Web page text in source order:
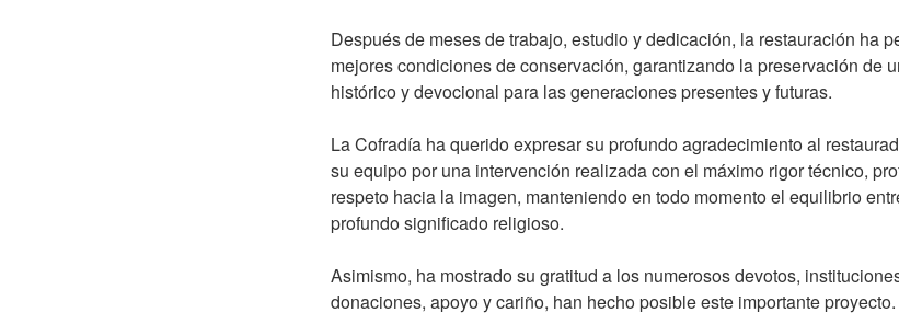
Después de meses de trabajo, estudio y dedicación, la restauración ha
mejores condiciones de conservación, garantizando la preservación de
histórico y devocional para las generaciones presentes y futuras.
La Cofradía ha querido expresar su profundo agradecimiento al
su equipo por una intervención realizada con el máximo rigor técnico,
respeto hacia la imagen, manteniendo en todo momento el equilibrio
profundo significado religioso.
Asimismo, ha mostrado su gratitud a los numerosos devotos,
donaciones, apoyo y cariño, han hecho posible este importante proyecto.